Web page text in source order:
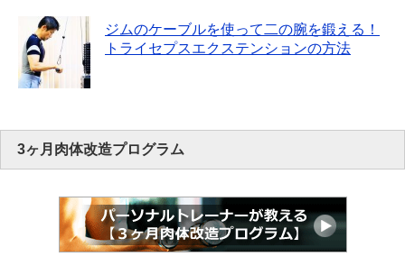
ジムのケーブルを使って二の腕を鍛える！
トライセプスエクステンションの方法
3ヶ月肉体改造プログラム